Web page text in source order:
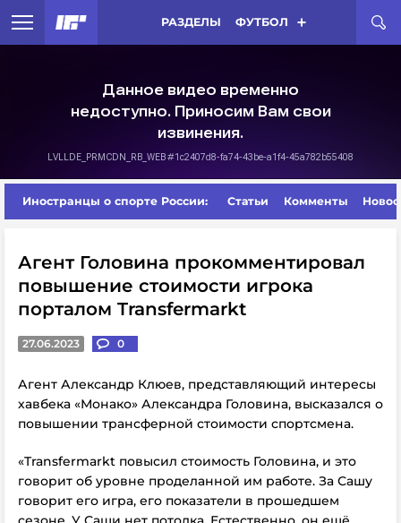
РАЗДЕЛЫ ФУТБОЛ
Иностранцы о спорте России: Статьи Комменты
Агент Головина прокомментировал
повышение стоимости игрока
порталом Transfermarkt
27.06.2023 0
Агент Александр Клюев, представляющий интересы
хавбека «Монако» Александра Головина, высказался о
повышении трансферной стоимости спортсмена.
«Transfermarkt повысил стоимость Головина, и это
говорит об уровне проделанной им работе. За Сашу
говорит его игра, его показатели в прошедшем